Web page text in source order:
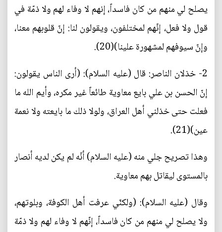
يصلح لي منهم من كان فاسداً، إنهم لا وفاء لهم ولا ذمّة في
قول ولا فعل، إنّهم لمختلفون، ويقولون لنا: إنّ قلوبهم معنا،
وإنّ سيوفهم لمشهورة علينا)(20).
2- خذلان الناصر: قال (عليه السلام): (أرى الناس يقولون:
إنّ الحسن بن علي بايع معاوية طائعاً غير مكره، وأيم الله ما
فعلت حتى خذلني أهل العراق، ولولا ذلك ما بايعته ولا نعمة
عين)(21).
وهذا تصريح جلي منه (عليه السلام) أنّه لم يكن لديه أنصار
بالمستوى ليقاتل بهم معاوية.
وقال (عليه السلام): (ولكنّي عرفت أهل الكوفة، وبلوتهم،
ولا يصلح لي منهم من كان فاسداً، إنّهم لا وفاء لهم ولا ذمّة